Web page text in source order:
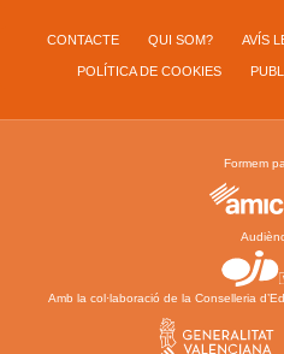
CONTACTE QUI SOM? AVÍS
POLÍTICA DE COOKIES
Formem
Amb la col·laboració de la Conselleria